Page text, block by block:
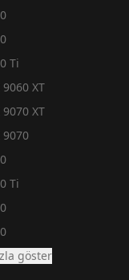
Ti
9060 XT
9070 XT
9070
Ti
göster